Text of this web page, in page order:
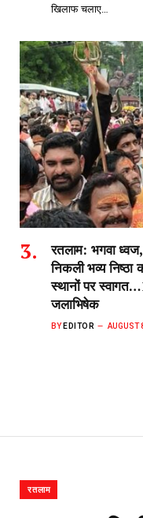
खिलाफ चलाए…
रतलाम: भगवा
निकली भव्य
स्थानों पर
जलाभिषेक
BY EDITOR AUGUST
रतलाम